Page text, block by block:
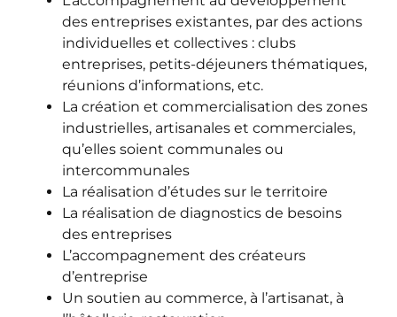
des entreprises existantes, par des actions
individuelles et collectives : clubs
entreprises, petits-déjeuners thématiques,
réunions d’informations, etc.
La création et commercialisation des zones
industrielles, artisanales et commerciales,
qu’elles soient communales ou
intercommunales
La réalisation d’études sur le territoire
La réalisation de diagnostics de besoins
des entreprises
L’accompagnement des créateurs
d’entreprise
Un soutien au commerce, à l’artisanat, à